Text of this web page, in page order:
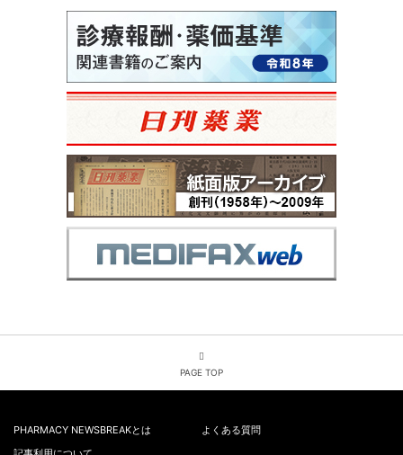
PAGE TOP
PHARMACY NEWSBREAKとは
よくある質問